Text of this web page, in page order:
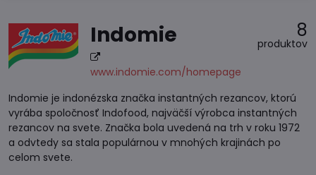
Indomie
www.indomie.com/homepage
8
produktov
Indomie je indonézska značka instantných rezancov, ktorú
vyrába spoločnosť Indofood, najväčší výrobca instantných
rezancov na svete. Značka bola uvedená na trh v roku 1972
a odvtedy sa stala populárnou v mnohých krajinách po
celom svete.